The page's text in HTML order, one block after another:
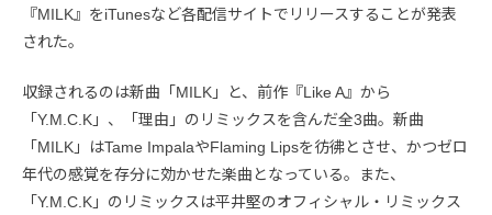
『MILK』をiTunesなど各配信サイトでリリースすることが発表
された。
収録されるのは新曲「MILK」と、前作『Like A』から
「Y.M.C.K」、「理由」のリミックスを含んだ全3曲。新曲
「MILK」はTame ImpalaやFlaming Lipsを彷彿とさせ、かつゼロ
年代の感覚を存分に効かせた楽曲となっている。また、
「Y.M.C.K」のリミックスは平井堅のオフィシャル・リミックス